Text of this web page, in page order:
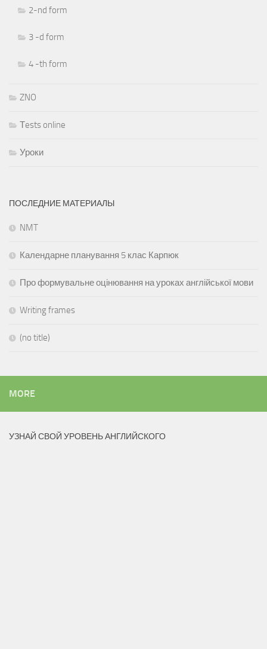
2-nd form
3 -d form
4 -th form
ZNO
Тests online
Уроки
ПОСЛЕДНИЕ МАТЕРИАЛЫ
NMT
Календарне планування 5 клас Карпюк
Про формувальне оцінювання на уроках англійської мови
Writing frames
(no title)
MORE
УЗНАЙ СВОЙ УРОВЕНЬ АНГЛИЙСКОГО